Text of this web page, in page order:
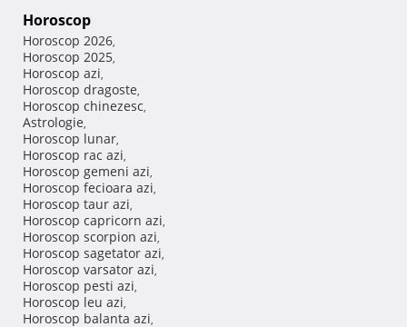
Horoscop
Horoscop 2026,
Horoscop 2025,
Horoscop azi,
Horoscop dragoste,
Horoscop chinezesc,
Astrologie,
Horoscop lunar,
Horoscop rac azi,
Horoscop gemeni azi,
Horoscop fecioara azi,
Horoscop taur azi,
Horoscop capricorn azi,
Horoscop scorpion azi,
Horoscop sagetator azi,
Horoscop varsator azi,
Horoscop pesti azi,
Horoscop leu azi,
Horoscop balanta azi,